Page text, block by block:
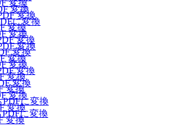
変換
変換
変換
変換
変換
変換
変換
変換
PDFに変換
に変換
変換
に変換
変換
変換
変換
変換
変換
変換
変換
変換